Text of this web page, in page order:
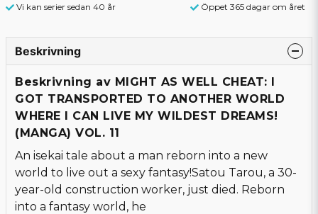
Vi kan serier sedan 40 år
Öppet 365 dagar om året
Beskrivning
Beskrivning av MIGHT AS WELL CHEAT: I
GOT TRANSPORTED TO ANOTHER WORLD
WHERE I CAN LIVE MY WILDEST DREAMS!
(MANGA) VOL. 11
An isekai tale about a man reborn into a new
world to live out a sexy fantasy!Satou Tarou, a 30-
year-old construction worker, just died. Reborn
into a fantasy world, he